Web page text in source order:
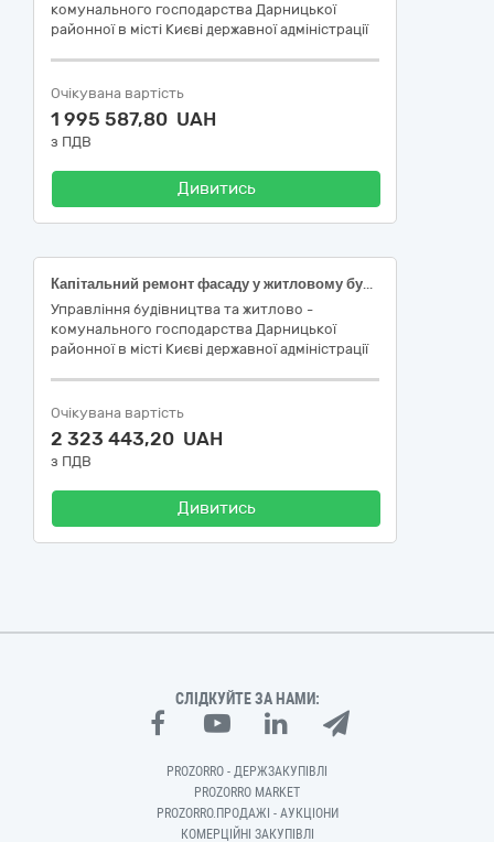
комунального господарства Дарницької
районної в місті Києві державної адміністрації
Очікувана вартість
1 995 587,80 UAH
з ПДВ
Дивитись
Капітальний ремонт фасаду у житловому будинку за адресою: вул. Павла Петриченка, 75, Дарницького району м. Києва (заходи з енергозбереження) (Код ДК 021:2015: 45443000-4 - Фасадні роботи)
Управління будівництва та житлово -
комунального господарства Дарницької
районної в місті Києві державної адміністрації
Очікувана вартість
2 323 443,20 UAH
з ПДВ
Дивитись
СЛІДКУЙТЕ ЗА НАМИ:
PROZORRO - ДЕРЖЗАКУПІВЛІ
PROZORRO MARKET
PROZORRO.ПРОДАЖІ - АУКЦІОНИ
КОМЕРЦІЙНІ ЗАКУПІВЛІ